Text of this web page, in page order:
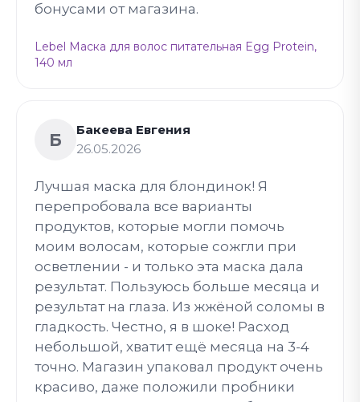
бонусами от магазина.
Lebel Маска для волос питательная Egg Protein,
140 мл
Б
Бакеева Евгения
26.05.2026
Лучшая маска для блондинок! Я
перепробовала все варианты
продуктов, которые могли помочь
моим волосам, которые сожгли при
осветлении - и только эта маска дала
результат. Пользуюсь больше месяца и
результат на глаза. Из жжёной соломы в
гладкость. Честно, я в шоке! Расход
небольшой, хватит ещё месяца на 3-4
точно. Магазин упаковал продукт очень
красиво, даже положили пробники